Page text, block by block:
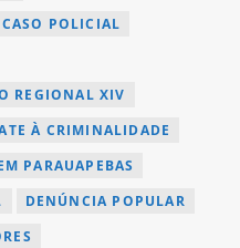
CASO POLICIAL
REGIONAL XIV
À CRIMINALIDADE
PARAUAPEBAS
DENÚNCIA POPULAR